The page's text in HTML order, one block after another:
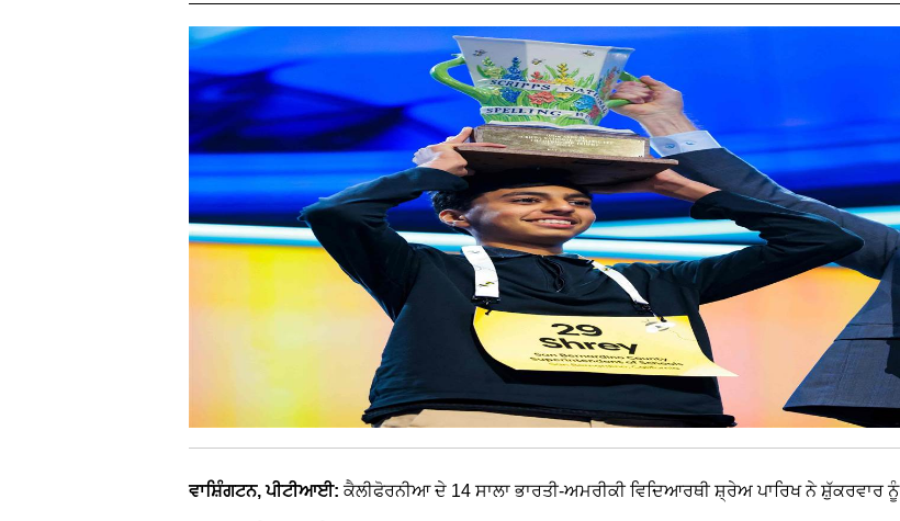
ਵਾਸ਼ਿੰਗਟਨ, ਪੀਟੀਆਈ:ਕੈਲੀਫੋਰਨੀਆ ਦੇ 14 ਸਾਲਾ ਭਾਰਤੀ-ਅਮਰੀਕੀ ਵਿਦਿਆਰਥੀ ਸ਼੍ਰੇਅ ਪਾਰਿਖ ਨੇ ਸ਼ੁੱਕਰਵਾਰ ਨੂੰ